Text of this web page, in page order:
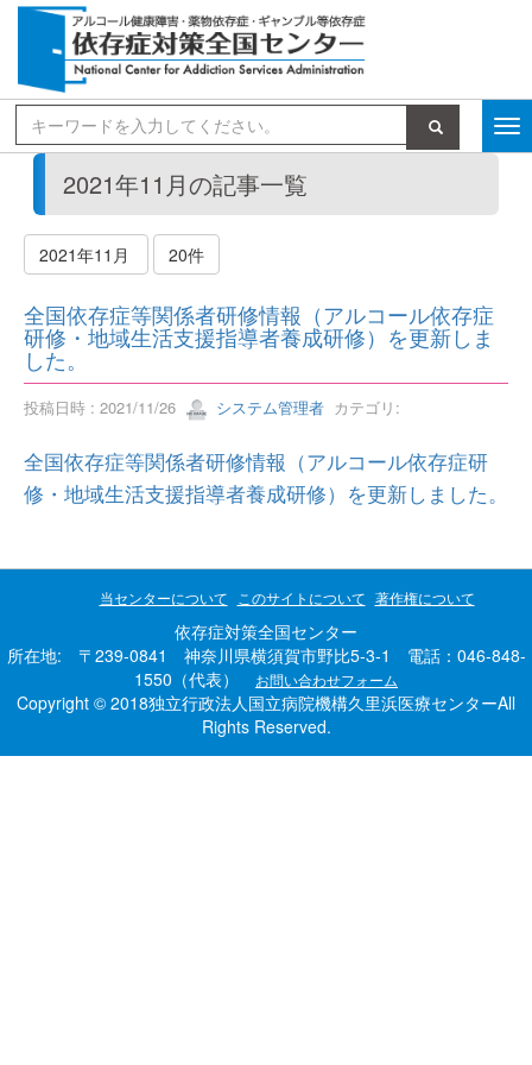
検索
2021年11月の記事一覧
2021年11月 20件
全国依存症等関係者研修情報（アルコール依存症
研修・地域生活支援指導者養成研修）を更新しま
した。
投稿日時 : 2021/11/26 システム管理者 カテゴリ:
全国依存症等関係者研修情報（アルコール依存症研
修・地域生活支援指導者養成研修）を更新しました。
当センターについて このサイトについて 著作権について
依存症対策全国センター
所在地: 〒239-0841 神奈川県横須賀市野比5-3-1 電話：046-848-
1550（代表）
お問い合わせフォーム
Copyright © 2018独立行政法人国立病院機構久里浜医療センターAll
Rights Reserved.